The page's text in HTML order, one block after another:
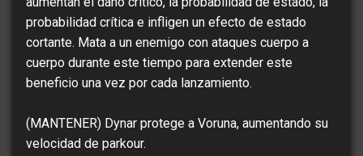
probabilidad crítica e infligen un efecto de estado
cortante. Mata a un enemigo con ataques cuerpo a
cuerpo durante este tiempo para extender este
beneficio una vez por cada lanzamiento.
(MANTENER) Dynar protege a Voruna, aumentando su
velocidad de parkour.